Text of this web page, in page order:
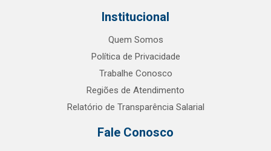
Institucional
Quem Somos
Política de Privacidade
Trabalhe Conosco
Regiões de Atendimento
Relatório de Transparência Salarial
Fale Conosco